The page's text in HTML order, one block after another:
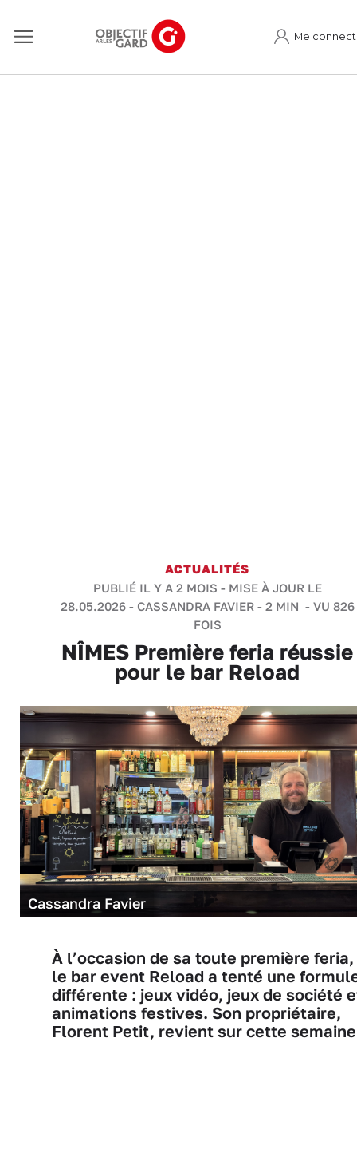
Me
ACTUALITÉS
PUBLIÉ IL Y A 2 MOIS - MISE À JOUR LE
28.05.2026 - CASSANDRA FAVIER- 2 MIN - VU 826
FOIS
NÎMES Première feria réussie
pour le bar Reload
Cassandra Favier
À l’occasion de sa toute première feria,
le bar event Reload a tenté une
différente : jeux vidéo, jeux de société
animations festives. Son propriétaire,
Florent Petit, revient sur cette